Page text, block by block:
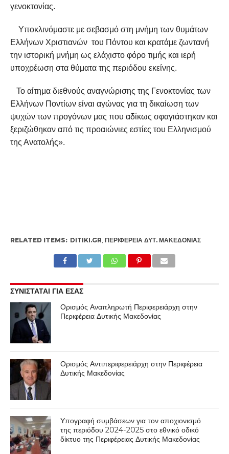
γενοκτονίας.
Υποκλινόμαστε με σεβασμό στη μνήμη των θυμάτων
Ελλήνων Χριστιανών του Πόντου και κρατάμε ζωντανή
την ιστορική μνήμη ως ελάχιστο φόρο τιμής και ιερή
υποχρέωση στα θύματα της περιόδου εκείνης.
Το αίτημα διεθνούς αναγνώρισης της Γενοκτονίας των
Ελλήνων Ποντίων είναι αγώνας για τη δικαίωση των
ψυχών των προγόνων μας που αδίκως σφαγιάστηκαν και
ξεριζώθηκαν από τις προαιώνιες εστίες του Ελληνισμού
της Ανατολής».
RELATED ITEMS: DITIKI.GR, ΠΕΡΙΦΈΡΕΙΑ ΔΥΤ. ΜΑΚΕΔΟΝΊΑΣ
ΣΥΝΙΣΤΑΤΑΙ ΓΙΑ ΕΣΑΣ
Ορισμός Αναπληρωτή Περιφερειάρχη στην
Περιφέρεια Δυτικής Μακεδονίας
Ορισμός Αντιπεριφερειάρχη στην Περιφέρεια
Δυτικής Μακεδονίας
Υπογραφή συμβάσεων για τον αποχιονισμό
της περιόδου 2024-2025 στο εθνικό οδικό
δίκτυο της Περιφέρειας Δυτικής Μακεδονίας